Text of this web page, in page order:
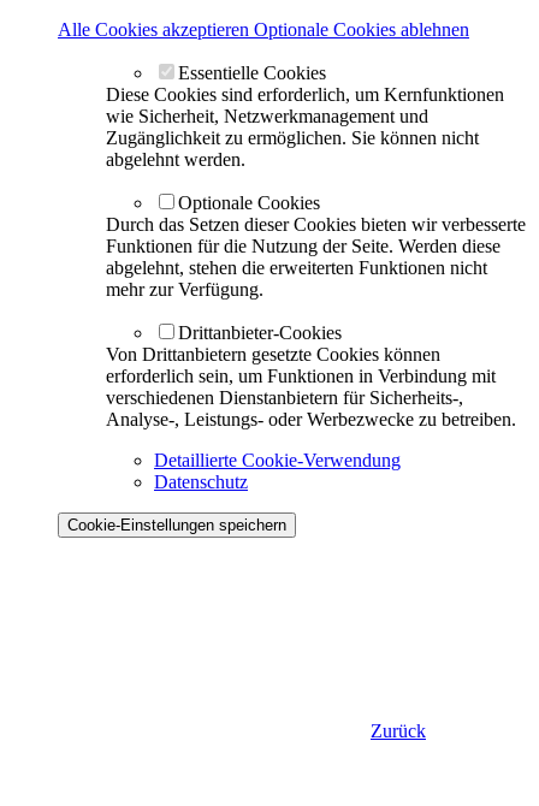
Alle Cookies akzeptieren Optionale Cookies ablehnen
Essentielle Cookies
Diese Cookies sind erforderlich, um Kernfunktionen
wie Sicherheit, Netzwerkmanagement und
Zugänglichkeit zu ermöglichen. Sie können nicht
abgelehnt werden.
Optionale Cookies
Durch das Setzen dieser Cookies bieten wir verbesserte
Funktionen für die Nutzung der Seite. Werden diese
abgelehnt, stehen die erweiterten Funktionen nicht
mehr zur Verfügung.
Drittanbieter-Cookies
Von Drittanbietern gesetzte Cookies können
erforderlich sein, um Funktionen in Verbindung mit
verschiedenen Dienstanbietern für Sicherheits-,
Analyse-, Leistungs- oder Werbezwecke zu betreiben.
Detaillierte Cookie-Verwendung
Datenschutz
Cookie-Einstellungen speichern
Zurück